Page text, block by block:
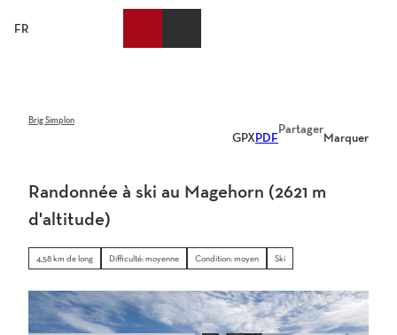
FR
Brig Simplon
GPXPDF
Partager
Marquer
Randonnée à ski au Magehorn (2621 m
d'altitude)
4,58 km de long Difficulté: moyenne Condition: moyen Ski